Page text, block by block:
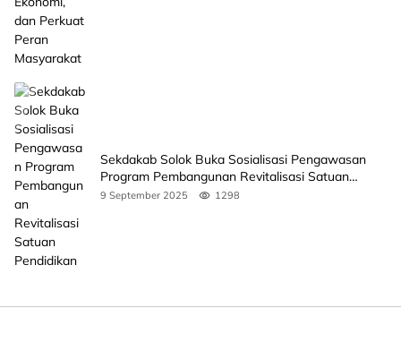
Sekdakab Solok Buka Sosialisasi Pengawasan
Program Pembangunan Revitalisasi Satuan
Pendidikan
9 September 2025 1298